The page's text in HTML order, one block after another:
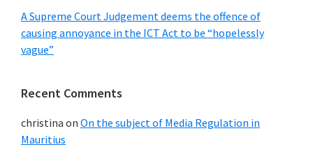
A Supreme Court Judgement deems the offence of
causing annoyance in the ICT Act to be “hopelessly
vague”
Recent Comments
christina on On the subject of Media Regulation in
Mauritius